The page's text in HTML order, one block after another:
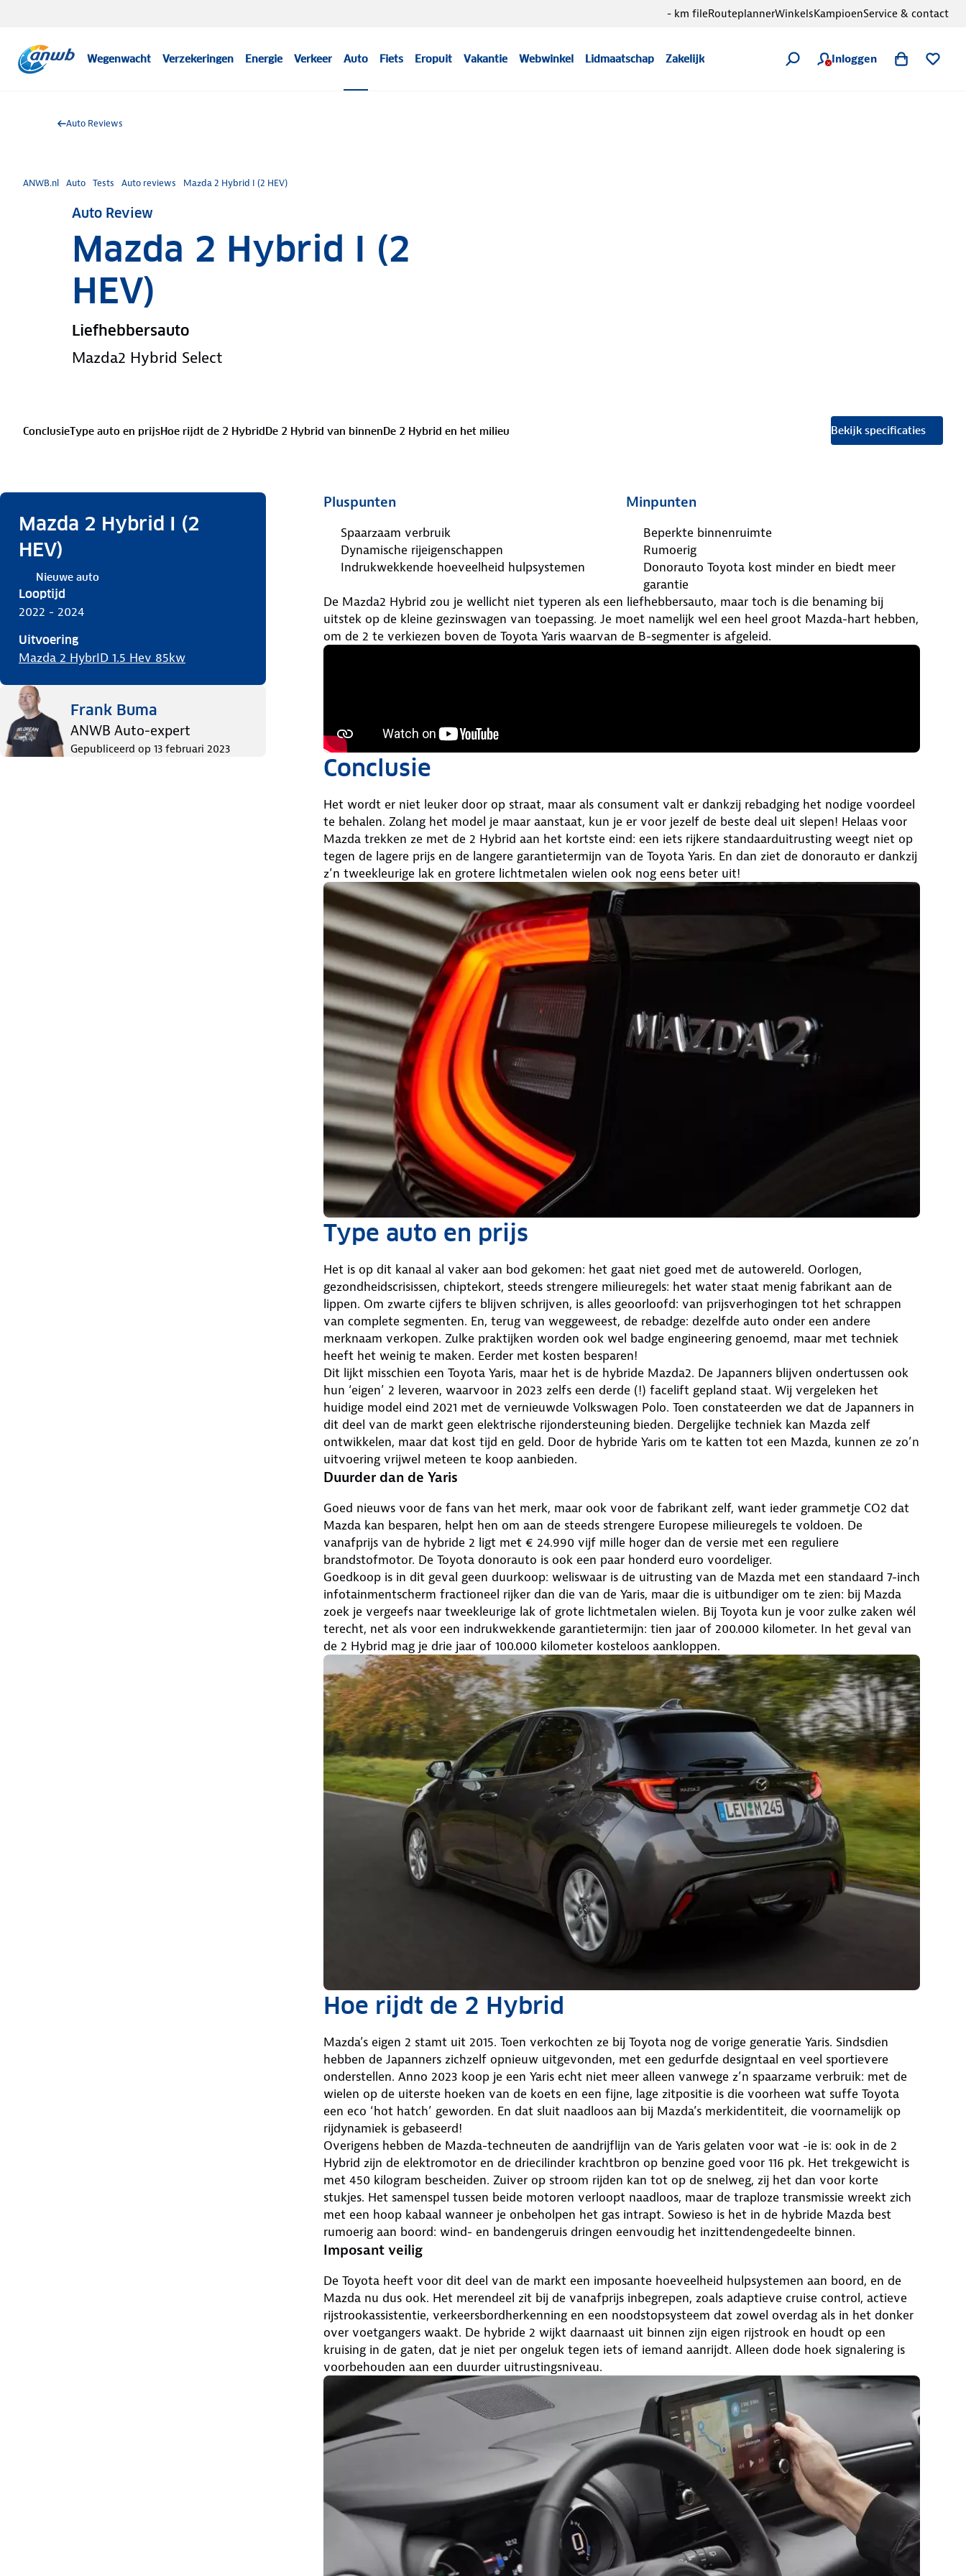
Wegenwacht Verzekeringen Energie Verkeer Auto Fiets Eropuit Vakantie Webwinkel Lidmaatschap Zakelijk Inloggen
- km fileRouteplannerWinkelsKampioenService & contact
Auto Reviews
ANWB.nl Auto Tests Auto reviews Mazda 2 Hybrid I (2 HEV)
Auto Review
Mazda 2 Hybrid I (2
HEV)
Liefhebbersauto
Mazda2 Hybrid Select
ConclusieType auto en prijsHoe rijdt de 2 HybridDe 2 Hybrid van binnenDe 2 Hybrid en het milieu Bekijk specificaties
Mazda 2 Hybrid I (2
HEV)
Nieuwe auto
Looptijd
2022 - 2024
Uitvoering
Mazda 2 HybrID 1.5 Hev 85kw
Frank Buma
ANWB Auto-expert
Gepubliceerd op 13 februari 2023
Pluspunten
Spaarzaam verbruik
Dynamische rijeigenschappen
Indrukwekkende hoeveelheid hulpsystemen
Minpunten
Beperkte binnenruimte
Rumoerig
Donorauto Toyota kost minder en biedt meer
garantie
De Mazda2 Hybrid zou je wellicht niet typeren als een liefhebbersauto, maar toch is die benaming bij
uitstek op de kleine gezinswagen van toepassing. Je moet namelijk wel een heel groot Mazda-hart hebben,
om de 2 te verkiezen boven de Toyota Yaris waarvan de B-segmenter is afgeleid.
Conclusie
Het wordt er niet leuker door op straat, maar als consument valt er dankzij rebadging het nodige voordeel
te behalen. Zolang het model je maar aanstaat, kun je er voor jezelf de beste deal uit slepen! Helaas voor
Mazda trekken ze met de 2 Hybrid aan het kortste eind: een iets rijkere standaarduitrusting weegt niet op
tegen de lagere prijs en de langere garantietermijn van de Toyota Yaris. En dan ziet de donorauto er dankzij
z’n tweekleurige lak en grotere lichtmetalen wielen ook nog eens beter uit!
Type auto en prijs
Het is op dit kanaal al vaker aan bod gekomen: het gaat niet goed met de autowereld. Oorlogen,
gezondheidscrisissen, chiptekort, steeds strengere milieuregels: het water staat menig fabrikant aan de
lippen. Om zwarte cijfers te blijven schrijven, is alles geoorloofd: van prijsverhogingen tot het schrappen
van complete segmenten. En, terug van weggeweest, de rebadge: dezelfde auto onder een andere
merknaam verkopen. Zulke praktijken worden ook wel badge engineering genoemd, maar met techniek
heeft het weinig te maken. Eerder met kosten besparen!
Dit lijkt misschien een Toyota Yaris, maar het is de hybride Mazda2. De Japanners blijven ondertussen ook
hun ‘eigen’ 2 leveren, waarvoor in 2023 zelfs een derde (!) facelift gepland staat. Wij vergeleken het
huidige model eind 2021 met de vernieuwde Volkswagen Polo. Toen constateerden we dat de Japanners in
dit deel van de markt geen elektrische rijondersteuning bieden. Dergelijke techniek kan Mazda zelf
ontwikkelen, maar dat kost tijd en geld. Door de hybride Yaris om te katten tot een Mazda, kunnen ze zo’n
uitvoering vrijwel meteen te koop aanbieden.
Duurder dan de Yaris
Goed nieuws voor de fans van het merk, maar ook voor de fabrikant zelf, want ieder grammetje CO2 dat
Mazda kan besparen, helpt hen om aan de steeds strengere Europese milieuregels te voldoen. De
vanafprijs van de hybride 2 ligt met € 24.990 vijf mille hoger dan de versie met een reguliere
brandstofmotor. De Toyota donorauto is ook een paar honderd euro voordeliger.
Goedkoop is in dit geval geen duurkoop: weliswaar is de uitrusting van de Mazda met een standaard 7-inch
infotainmentscherm fractioneel rijker dan die van de Yaris, maar die is uitbundiger om te zien: bij Mazda
zoek je vergeefs naar tweekleurige lak of grote lichtmetalen wielen. Bij Toyota kun je voor zulke zaken wél
terecht, net als voor een indrukwekkende garantietermijn: tien jaar of 200.000 kilometer. In het geval van
de 2 Hybrid mag je drie jaar of 100.000 kilometer kosteloos aankloppen.
Hoe rijdt de 2 Hybrid
Mazda’s eigen 2 stamt uit 2015. Toen verkochten ze bij Toyota nog de vorige generatie Yaris. Sindsdien
hebben de Japanners zichzelf opnieuw uitgevonden, met een gedurfde designtaal en veel sportievere
onderstellen. Anno 2023 koop je een Yaris echt niet meer alleen vanwege z’n spaarzame verbruik: met de
wielen op de uiterste hoeken van de koets en een fijne, lage zitpositie is die voorheen wat suffe Toyota
een eco ‘hot hatch’ geworden. En dat sluit naadloos aan bij Mazda’s merkidentiteit, die voornamelijk op
rijdynamiek is gebaseerd!
Overigens hebben de Mazda-techneuten de aandrijflijn van de Yaris gelaten voor wat -ie is: ook in de 2
Hybrid zijn de elektromotor en de driecilinder krachtbron op benzine goed voor 116 pk. Het trekgewicht is
met 450 kilogram bescheiden. Zuiver op stroom rijden kan tot op de snelweg, zij het dan voor korte
stukjes. Het samenspel tussen beide motoren verloopt naadloos, maar de traploze transmissie wreekt zich
met een hoop kabaal wanneer je onbeholpen het gas intrapt. Sowieso is het in de hybride Mazda best
rumoerig aan boord: wind- en bandengeruis dringen eenvoudig het inzittendengedeelte binnen.
Imposant veilig
De Toyota heeft voor dit deel van de markt een imposante hoeveelheid hulpsystemen aan boord, en de
Mazda nu dus ook. Het merendeel zit bij de vanafprijs inbegrepen, zoals adaptieve cruise control, actieve
rijstrookassistentie, verkeersbordherkenning en een noodstopsysteem dat zowel overdag als in het donker
over voetgangers waakt. De hybride 2 wijkt daarnaast uit binnen zijn eigen rijstrook en houdt op een
kruising in de gaten, dat je niet per ongeluk tegen iets of iemand aanrijdt. Alleen dode hoek signalering is
voorbehouden aan een duurder uitrustingsniveau.